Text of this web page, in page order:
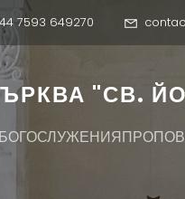
7593 649270
"СВ.
БОГОСЛУЖЕНИЯ